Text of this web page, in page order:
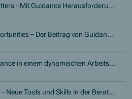
- Mit Guidance Herausforderun
Arbeitsmarktes meistern
– Der Beitrag von Guidance
in einem dynamischen Arbeitsm
stärken
Neue Tools und Skills in der Beratu